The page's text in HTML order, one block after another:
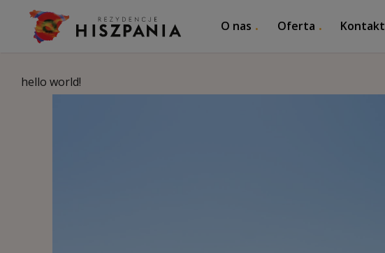
O nas Oferta Kontakt
hello world!